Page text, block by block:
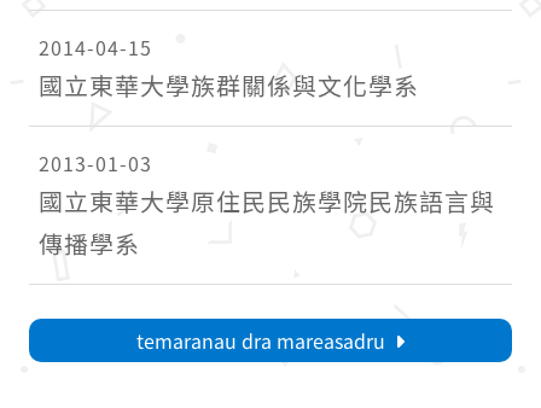
temaranau dra mareasadru
2014-04-15
國立東華大學族群關係與文化學系
2013-01-03
國立東華大學原住民民族學院民族語言與
傳播學系